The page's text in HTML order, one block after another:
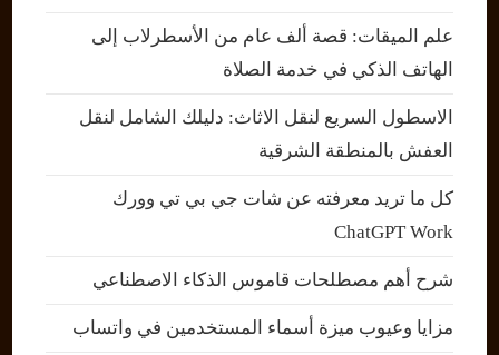
علم الميقات: قصة ألف عام من الأسطرلاب إلى
الهاتف الذكي في خدمة الصلاة
الاسطول السريع لنقل الاثاث: دليلك الشامل لنقل
العفش بالمنطقة الشرقية
كل ما تريد معرفته عن شات جي بي تي وورك
ChatGPT Work
شرح أهم مصطلحات قاموس الذكاء الاصطناعي
مزايا وعيوب ميزة أسماء المستخدمين في واتساب